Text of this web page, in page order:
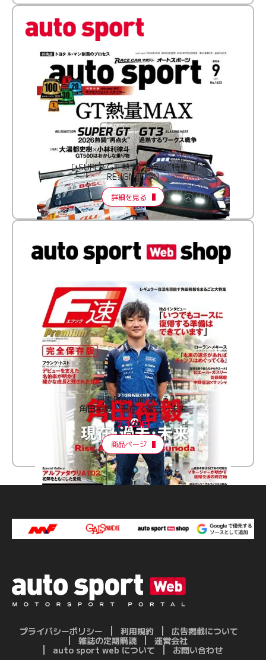
［ SUPER GT 熱闘“再点火”特集 ］
RE:IGNITION
詳細を見る
F速 Premium Vol.3
角田裕毅 現在・過去・未来
2,100円
商品ページ
プライバシーポリシー 利用規約
広告掲載について
雑誌の定期購読
運営会社
auto sport web について
お問い合わせ